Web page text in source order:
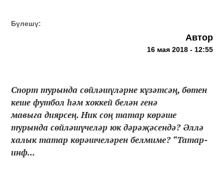
Бүлешү:
Автор
16 мая 2018 - 12:55
Спорт турында сөйләшүләрне күзәтсәң, бөтен
кеше футбол һәм хоккей белән генә
мавыга диярсең. Ник соң татар көрәше
турында сөйләшүчеләр юк дәрәҗәсендә? Әллә
халык татар көрәшчеләрен белмиме? “Татар-
инф...